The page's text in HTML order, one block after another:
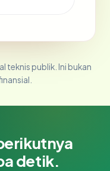
teknis publik. Ini bukan
detik.